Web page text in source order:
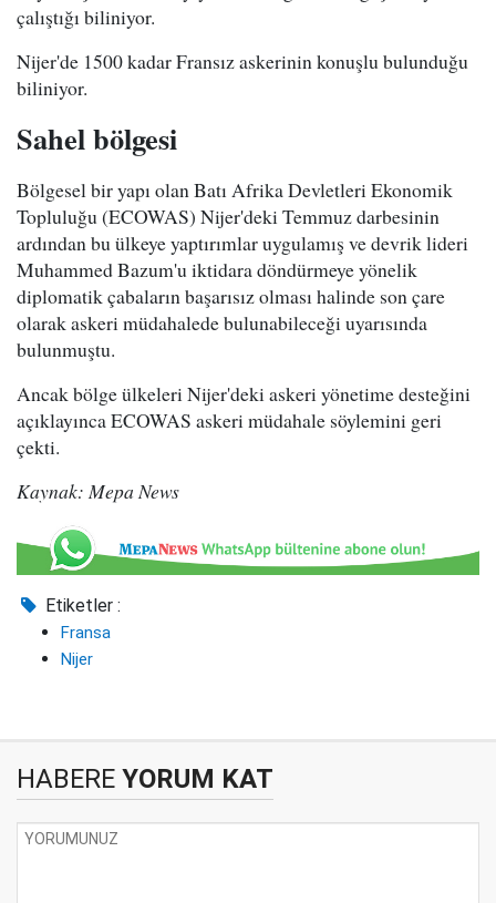
çalıştığı biliniyor.
Nijer'de 1500 kadar Fransız askerinin konuşlu bulunduğu
biliniyor.
Sahel bölgesi
Bölgesel bir yapı olan Batı Afrika Devletleri Ekonomik
Topluluğu (ECOWAS) Nijer'deki Temmuz darbesinin
ardından bu ülkeye yaptırımlar uygulamış ve devrik lideri
Muhammed Bazum'u iktidara döndürmeye yönelik
diplomatik çabaların başarısız olması halinde son çare
olarak askeri müdahalede bulunabileceği uyarısında
bulunmuştu.
Ancak bölge ülkeleri Nijer'deki askeri yönetime desteğini
açıklayınca ECOWAS askeri müdahale söylemini geri
çekti.
Kaynak: Mepa News
Etiketler :
Fransa
Nijer
HABERE YORUM KAT